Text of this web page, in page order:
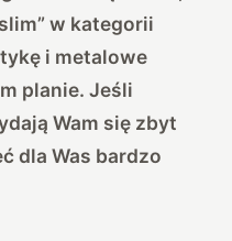
w kategorii
i metalowe
planie. Jeśli
Wam się zbyt
dla Was bardzo